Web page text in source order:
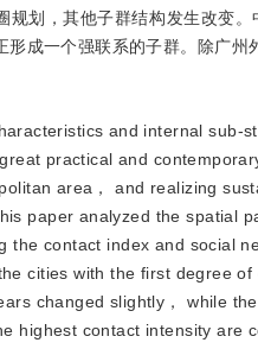
规划，其他子群结构发生改变
成一个强联系的子群。除广州
and internal
practical and
area， and realizing
paper analyzed the spatial
the contact index and social
cities with the first degree
changed slightly， while
highest contact intensity are